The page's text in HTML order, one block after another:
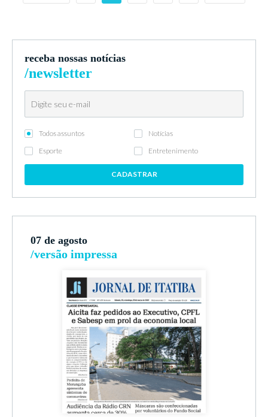
receba nossas notícias
/newsletter
Todos assuntos
Notícias
Esporte
Entretenimento
CADASTRAR
07 de agosto
/versão impressa